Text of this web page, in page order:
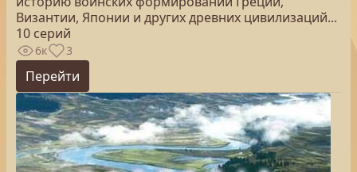
Византии, Японии и других древних цивилизаций...
10 серий
6к 3
Перейти